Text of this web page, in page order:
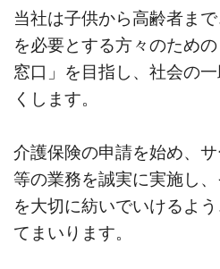
当社は子供から高齢者ま
を必要とする方々のため
窓口」を目指し、社会の
くします。
介護保険の申請を始め、
等の業務を誠実に実施し
を大切に紡いでいけるよ
てまいります。